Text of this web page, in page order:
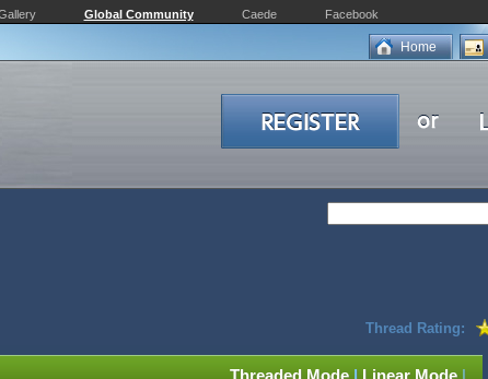
Global Community Caede Facebook
Home
Thread Rating:
Threaded Mode | Linear Mode |